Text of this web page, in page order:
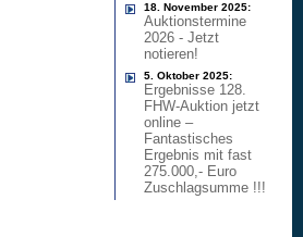
18. November 2025:
Auktionstermine
2026 - Jetzt
notieren!
5. Oktober 2025:
Ergebnisse 128.
FHW-Auktion jetzt
online –
Fantastisches
Ergebnis mit fast
275.000,- Euro
Zuschlagsumme !!!